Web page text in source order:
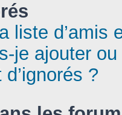
liste d’amis
je ajouter
d’ignorés ?